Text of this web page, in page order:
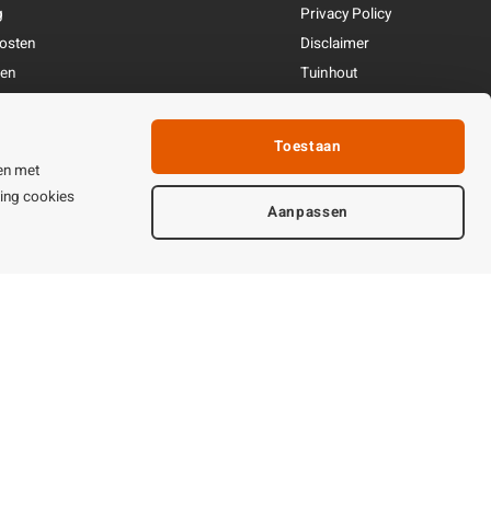
& contact
Privacy Policy
Disclaimer
Tuinhout
met
cookies
Toestaan
Aanpassen